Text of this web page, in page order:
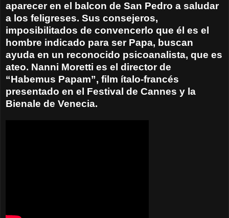
aparecer en el balcon de San Pedro a saludar
a los feligreses. Sus consejeros,
imposibilitados de convencerlo que él es el
hombre indicado para ser Papa, buscan
ayuda en un reconocido psicoanalista, que es
ateo. Nanni Moretti es el director de
“Habemus Papam”, film ítalo-francés
presentado en el Festival de Cannes y la
Bienale de Venecia.